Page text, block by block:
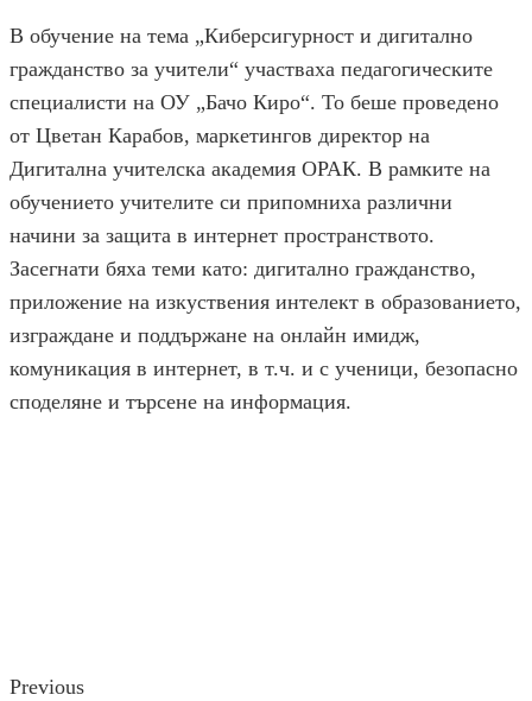
В обучение на тема „Киберсигурност и дигитално
гражданство за учители“ участваха педагогическите
специалисти на ОУ „Бачо Киро“. То беше проведено
от Цветан Карабов, маркетингов директор на
Дигитална учителска академия ОРАК. В рамките на
обучението учителите си припомниха различни
начини за защита в интернет пространството.
Засегнати бяха теми като: дигитално гражданство,
приложение на изкуствения интелект в образованието,
изграждане и поддържане на онлайн имидж,
комуникация в интернет, в т.ч. и с ученици, безопасно
споделяне и търсене на информация.
Previous